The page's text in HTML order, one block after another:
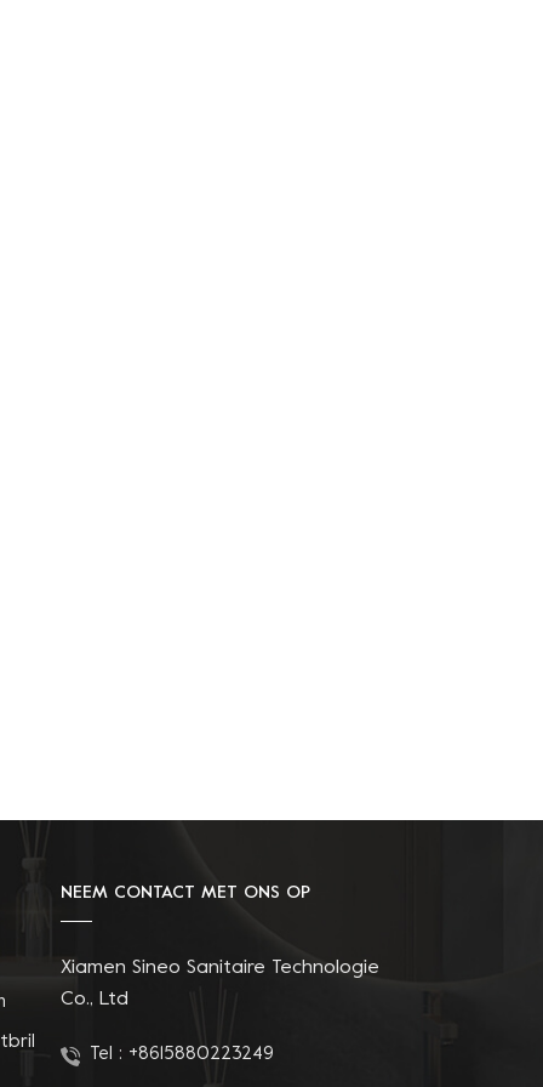
NEEM CONTACT MET ONS OP
Xiamen Sineo Sanitaire Technologie
Co., Ltd
Tel : +8615880223249